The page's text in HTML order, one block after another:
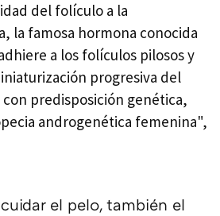
del folículo a la
la famosa hormona conocida
a los folículos pilosos y
progresiva del
predisposición genética,
androgenética femenina",
el pelo, también el